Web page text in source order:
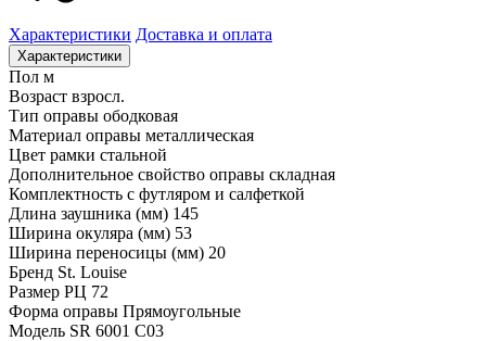
Характеристики Доставка и оплата
Характеристики
Пол м
Возраст взросл.
Тип оправы ободковая
Материал оправы металлическая
Цвет рамки стальной
Дополнительное свойство оправы складная
Комплектность с футляром и салфеткой
Длина заушника (мм) 145
Ширина окуляра (мм) 53
Ширина переносицы (мм) 20
Бренд St. Louise
Размер РЦ 72
Форма оправы Прямоугольные
Модель SR 6001 С03